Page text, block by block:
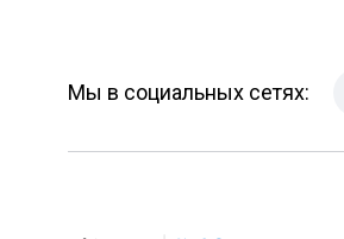
Мы в социальных сетях: